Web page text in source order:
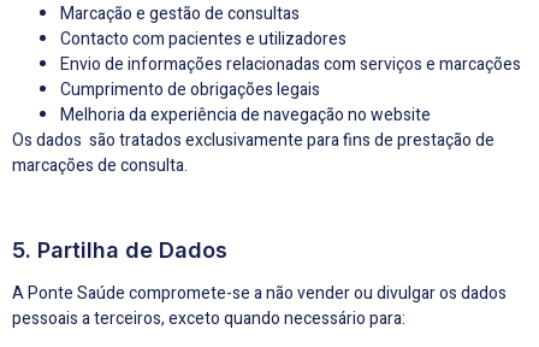
Marcação e gestão de consultas
Contacto com pacientes e utilizadores
Envio de informações relacionadas com serviços e marcações
Cumprimento de obrigações legais
Melhoria da experiência de navegação no website
Os dados são tratados exclusivamente para fins de prestação de
marcações de consulta.
5. Partilha de Dados
A Ponte Saúde compromete-se a não vender ou divulgar os dados
pessoais a terceiros, exceto quando necessário para: